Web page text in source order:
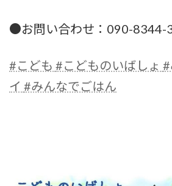
●お問い合わせ：090-8344-
#こども #こどものいばしょ
イ #みんなでごはん